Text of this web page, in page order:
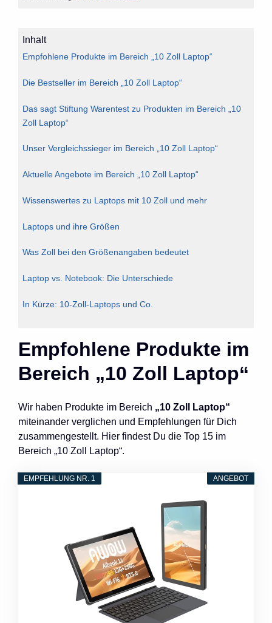
Inhalt
Empfohlene Produkte im Bereich „10 Zoll Laptop“
Die Bestseller im Bereich „10 Zoll Laptop“
Das sagt Stiftung Warentest zu Produkten im Bereich „10
Zoll Laptop“
Unser Vergleichssieger im Bereich „10 Zoll Laptop“
Aktuelle Angebote im Bereich „10 Zoll Laptop“
Wissenswertes zu Laptops mit 10 Zoll und mehr
Laptops und ihre Größen
Was Zoll bei den Größenangaben bedeutet
Laptop vs. Notebook: Die Unterschiede
In Kürze: 10-Zoll-Laptops und Co.
Empfohlene Produkte im
Bereich „10 Zoll Laptop“
Wir haben Produkte im Bereich „10 Zoll Laptop“
miteinander verglichen und Empfehlungen für Dich
zusammengestellt. Hier findest Du die Top 15 im
Bereich „10 Zoll Laptop“.
ANGEBOT
EMPFEHLUNG NR. 1